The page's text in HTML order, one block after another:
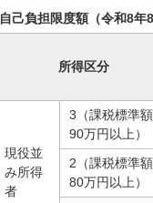
自己負担限度額（令和8年
所得区分
現役並
み所得
者
3（課税標準
90万円以上）
2（課税標準
80万円以上）